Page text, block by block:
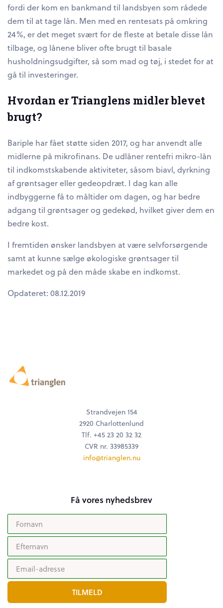
fordi der kom en bankmand til landsbyen som rådede
dem til at tage lån. Men med en rentesats på omkring
24%, er det meget svært for de fleste at betale disse lån
tilbage, og lånene bliver ofte brugt til basale
husholdningsudgifter, så som mad og tøj, i stedet for at
gå til investeringer.
Hvordan er Trianglens midler blevet
brugt?
Bariple har fået støtte siden 2017, og har anvendt alle
midlerne på mikrofinans. De udlåner rentefri mikro-lån
til indkomstskabende aktiviteter, såsom biavl, dyrkning
af grøntsager eller gedeopdræt. I dag kan alle
indbyggerne få to måltider om dagen, og har bedre
adgang til grøntsager og gedekød, hvilket giver dem en
bedre kost.
I fremtiden ønsker landsbyen at være selvforsørgende
samt at kunne sælge økologiske grøntsager til
markedet og på den måde skabe en indkomst.
Opdateret: 08.12.2019
Strandvejen 154
2920 Charlottenlund
Tlf. +45 23 20 32 32
CVR nr. 33985339
info@trianglen.nu
Få vores nyhedsbrev